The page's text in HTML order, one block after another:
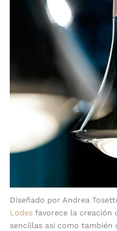
Diseñado por Andrea
Lodes favorece la creación
sencillas así como también